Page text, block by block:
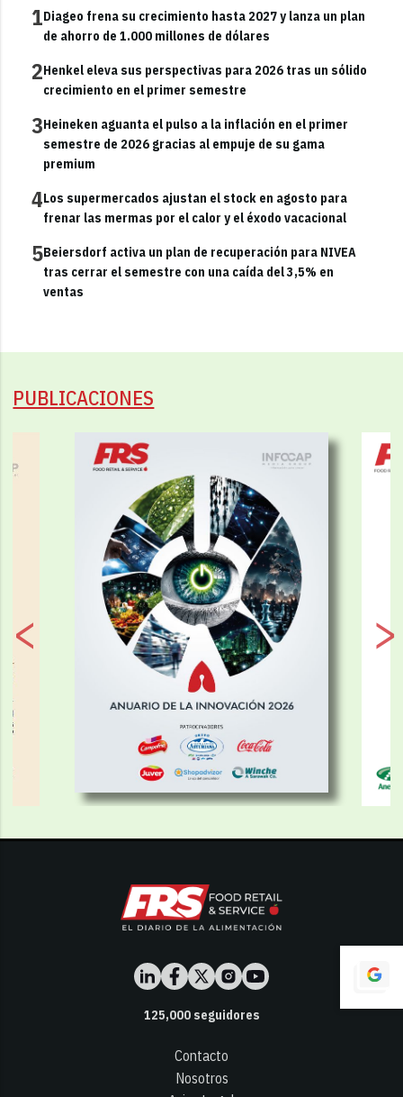
1Diageo frena su crecimiento hasta 2027 y lanza un plan
de ahorro de 1.000 millones de dólares
2Henkel eleva sus perspectivas para 2026 tras un sólido
crecimiento en el primer semestre
3Heineken aguanta el pulso a la inflación en el primer
semestre de 2026 gracias al empuje de su gama
premium
4Los supermercados ajustan el stock en agosto para
frenar las mermas por el calor y el éxodo vacacional
5Beiersdorf activa un plan de recuperación para NIVEA
tras cerrar el semestre con una caída del 3,5% en
ventas
PUBLICACIONES
125,000seguidores
Contacto
Nosotros